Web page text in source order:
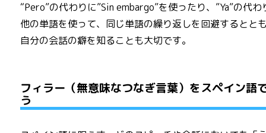
“Pero”の代わりに”Sin embargo”を使ったり、”Ya”の代わ
他の単語を使って、同じ単語の繰り返しを回避するとと
自分の会話の癖を知ることも大切です。
フィラー（無意味なつなぎ言葉）をスペイン語
う